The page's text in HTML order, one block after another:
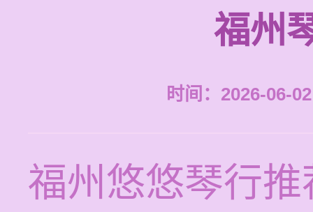
福州
时间：2026-06-
福州悠悠琴行